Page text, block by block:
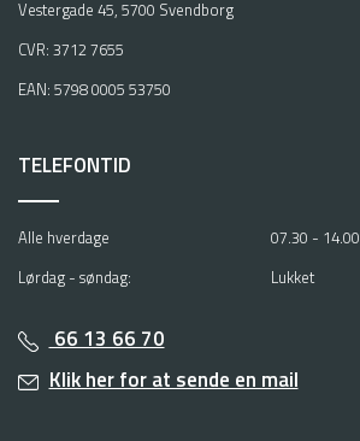
Vestergade 45, 5700 Svendborg
CVR: 3712 7655
EAN: 5798 0005 53750
TELEFONTID
Alle hverdage
07.30 - 14.00
Lørdag - søndag:
Lukket
66 13 66 70
Klik her for at sende en mail